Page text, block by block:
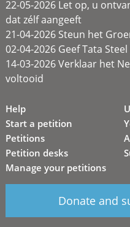
22-05-2026 Let op, u
dat zélf aangeeft
21-04-2026 Steun het
02-04-2026 Geef Tata
14-03-2026 Verklaar het
voltooid
Help
Start a petition
Petitions
Petition desks
Manage your petitions
Donate and